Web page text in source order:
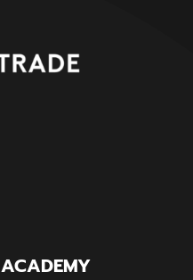
ACADEMY